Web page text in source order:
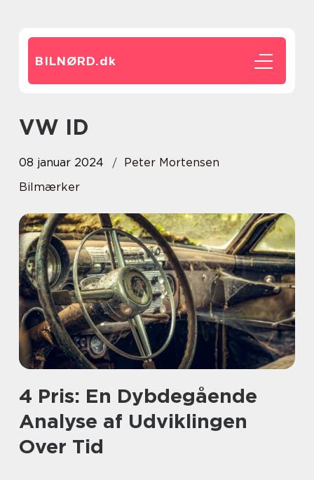
BILNØRD.dk
VW ID
08 januar 2024
Peter Mortensen
Bilmærker
4 Pris: En Dybdegående
Analyse af Udviklingen
Over Tid